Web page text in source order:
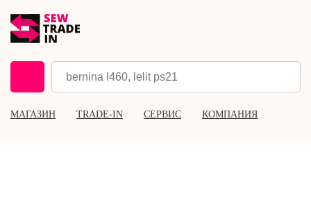
МАГАЗИН TRADE-IN СЕРВИС КОМПАНИЯ